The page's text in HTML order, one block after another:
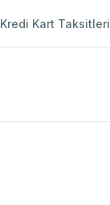
Kredi Kart Taksitleri